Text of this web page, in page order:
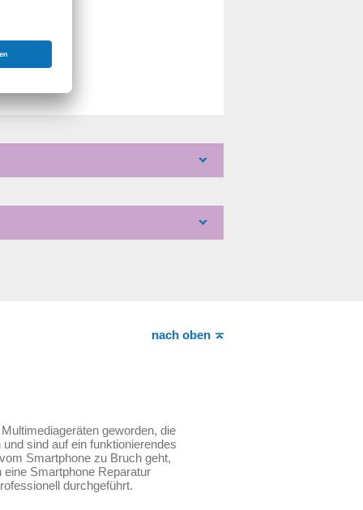
nach oben
geworden, die
sind auf ein funktionierendes
Smartphone zu Bruch geht,
Smartphone Reparatur
durchgeführt.